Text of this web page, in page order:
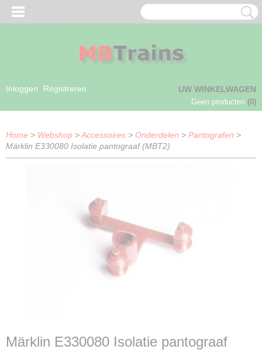
Inloggen Registreren UW WINKELWAGEN
Geen producten (0)
Home > Webshop >Accessoires > Onderdelen > Pantografen >
Märklin E330080 Isolatie pantograaf (MBT2)
Märklin E330080 Isolatie pantograaf